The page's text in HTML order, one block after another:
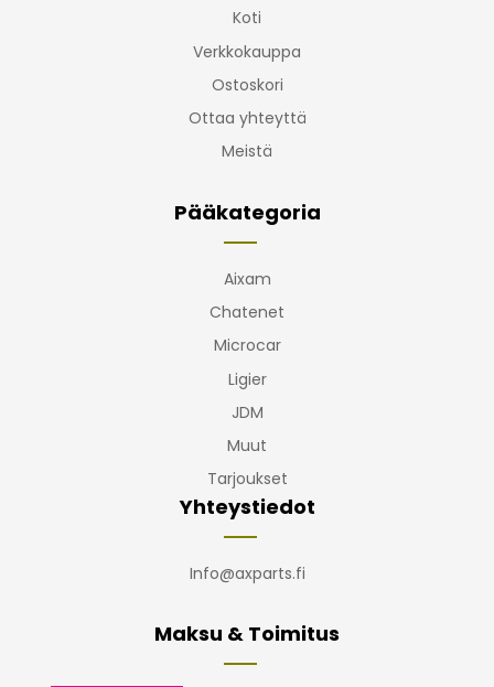
Koti
Verkkokauppa
Ostoskori
Ottaa yhteyttä
Meistä
Pääkategoria
Aixam
Chatenet
Microcar
Ligier
JDM
Muut
Tarjoukset
Yhteystiedot
Info@axparts.fi
Maksu & Toimitus